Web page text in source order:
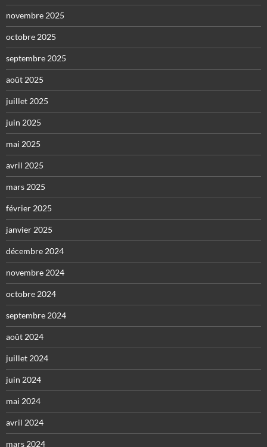
novembre 2025
octobre 2025
septembre 2025
août 2025
juillet 2025
juin 2025
mai 2025
avril 2025
mars 2025
février 2025
janvier 2025
décembre 2024
novembre 2024
octobre 2024
septembre 2024
août 2024
juillet 2024
juin 2024
mai 2024
avril 2024
mars 2024